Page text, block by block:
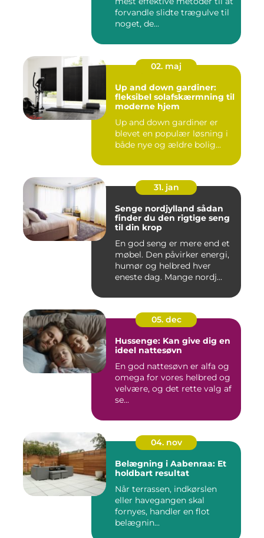
forvandle slidte trægulve til
noget, de...
02. maj
Up and down gardiner:
fleksibel solafskærmning til
moderne hjem
Up and down gardiner er
blevet en populær løsning i
både nye og ældre bolig...
31. jan
Senge nordjylland sådan
finder du den rigtige seng
til din krop
En god seng er mere end et
møbel. Den påvirker energi,
humør og helbred hver
eneste dag. Mange nordj...
05. dec
Hussenge: Kan give dig en
ideel nattesøvn
En god nattesøvn er alfa og
omega for vores helbred og
velvære, og det rette valg af
se...
04. nov
Belægning i Aabenraa: Et
holdbart resultat
Når terrassen, indkørslen
eller havegangen skal
fornyes, handler en flot
belægnin...